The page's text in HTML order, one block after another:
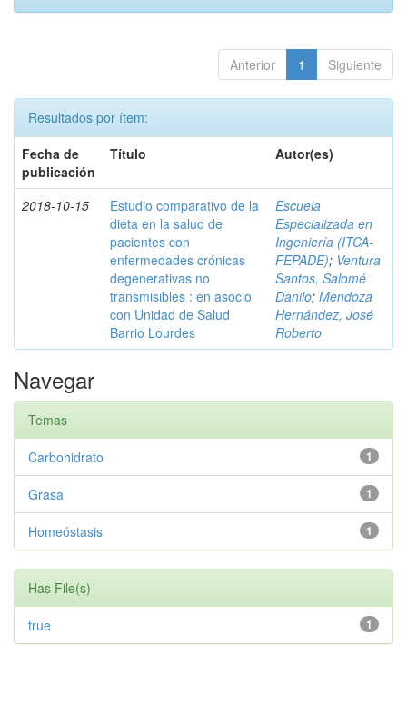
Anterior 1 Siguiente
Resultados por ítem:
Fecha de
publicación
Título Autor(es)
2018-10-15
Estudio comparativo de la
dieta en la salud de
pacientes con
enfermedades crónicas
degenerativas no
transmisibles : en asocio
con Unidad de Salud
Barrio Lourdes
Escuela
Especializada en
Ingeniería (ITCA-
FEPADE); Ventura
Santos, Salomé
Danilo; Mendoza
Hernández, José
Roberto
Navegar
Temas
1
Carbohidrato
1
Grasa
1
Homeóstasis
Has File(s)
1
true